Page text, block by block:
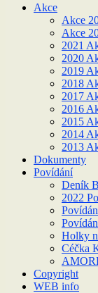
Akce
Akce
Akce
2021
2020
2019
2018
2017
2016
2015
2014
2013
Dokumenty
Povídání
Deník
2022
Holky
Céčka
Copyright
WEB info